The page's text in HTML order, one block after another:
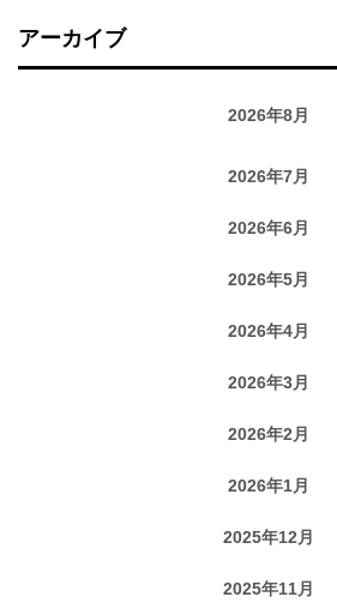
アーカイブ
2026年8月
2026年7月
2026年6月
2026年5月
2026年4月
2026年3月
2026年2月
2026年1月
2025年12月
2025年11月